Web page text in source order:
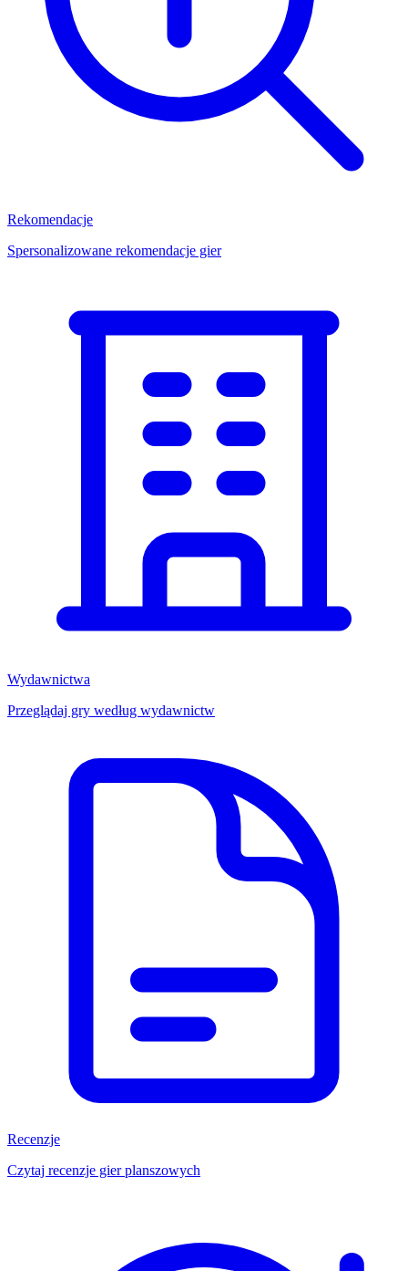
Rekomendacje
Spersonalizowane rekomendacje gier
Wydawnictwa
Przeglądaj gry według wydawnictw
Recenzje
Czytaj recenzje gier planszowych